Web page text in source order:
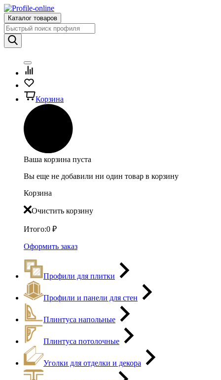
Каталог товаров
Корзина
Ваша корзина пуста
Вы еще не добавили ни один товар в корзину
Корзина
Очистить корзину
Итого:0 ₽
Оформить заказ
Профили для плитки
Профили и панели для стен
Плинтуса напольные
Плинтуса потолочные
Уголки для отделки и декора